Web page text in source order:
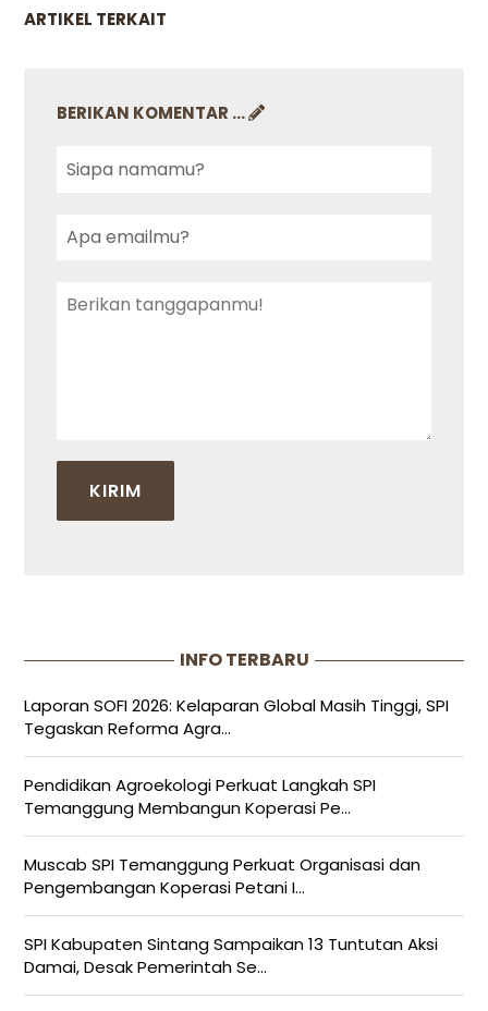
ARTIKEL TERKAIT
BERIKAN KOMENTAR ...
INFO TERBARU
Laporan SOFI 2026: Kelaparan Global Masih Tinggi, SPI
Tegaskan Reforma Agra...
Pendidikan Agroekologi Perkuat Langkah SPI
Temanggung Membangun Koperasi Pe...
Muscab SPI Temanggung Perkuat Organisasi dan
Pengembangan Koperasi Petani I...
SPI Kabupaten Sintang Sampaikan 13 Tuntutan Aksi
Damai, Desak Pemerintah Se...